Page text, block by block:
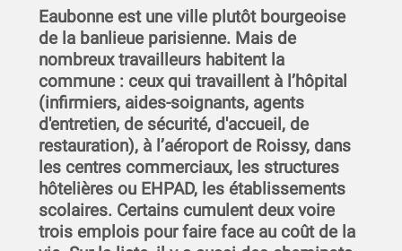
Eaubonne est une ville plutôt bourgeoise
de la banlieue parisienne. Mais de
nombreux travailleurs habitent la
commune : ceux qui travaillent à l’hôpital
(infirmiers, aides-soignants, agents
d'entretien, de sécurité, d'accueil, de
restauration), à l’aéroport de Roissy, dans
les centres commerciaux, les structures
hôtelières ou EHPAD, les établissements
scolaires. Certains cumulent deux voire
trois emplois pour faire face au coût de la